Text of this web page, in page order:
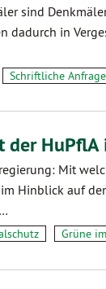
sind
dadurch in
Schriftliche
der
Mit
Hinblick auf
Grüne